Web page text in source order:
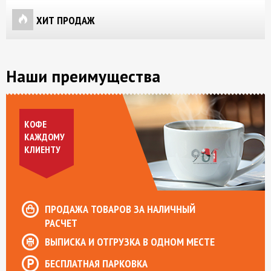
ХИТ ПРОДАЖ
Наши преимущества
КОФЕ
КАЖДОМУ
КЛИЕНТУ
ПРОДАЖА ТОВАРОВ ЗА НАЛИЧНЫЙ
РАСЧЕТ
ВЫПИСКА И ОТГРУЗКА В ОДНОМ МЕСТЕ
БЕСПЛАТНАЯ ПАРКОВКА